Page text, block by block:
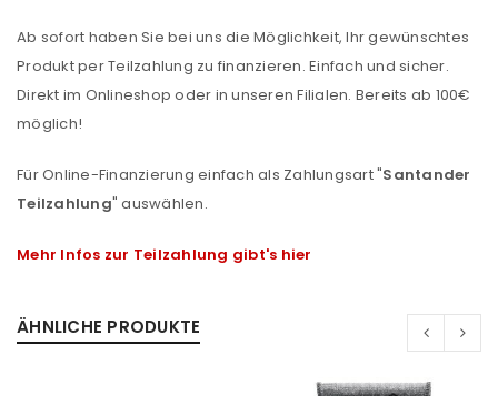
Ab sofort haben Sie bei uns die Möglichkeit, Ihr gewünschtes
Produkt per Teilzahlung zu finanzieren. Einfach und sicher.
Direkt im Onlineshop oder in unseren Filialen. Bereits ab 100€
möglich!
Für Online-Finanzierung einfach als Zahlungsart "Santander
Teilzahlung" auswählen.
Mehr Infos zur Teilzahlung gibt's hier
ÄHNLICHE PRODUKTE